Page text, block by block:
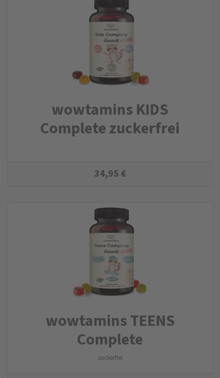
wowtamins KIDS
Complete zuckerfrei
34,95 €
wowtamins TEENS
Complete
zuckerfrei